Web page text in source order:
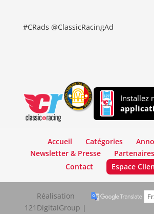
#CRads @ClassicRacingAd
Installez
Accueil Catégories
Newsletter & Presse
Partenaires
Contact
Espace
Réalisation
121DigitalGroup |